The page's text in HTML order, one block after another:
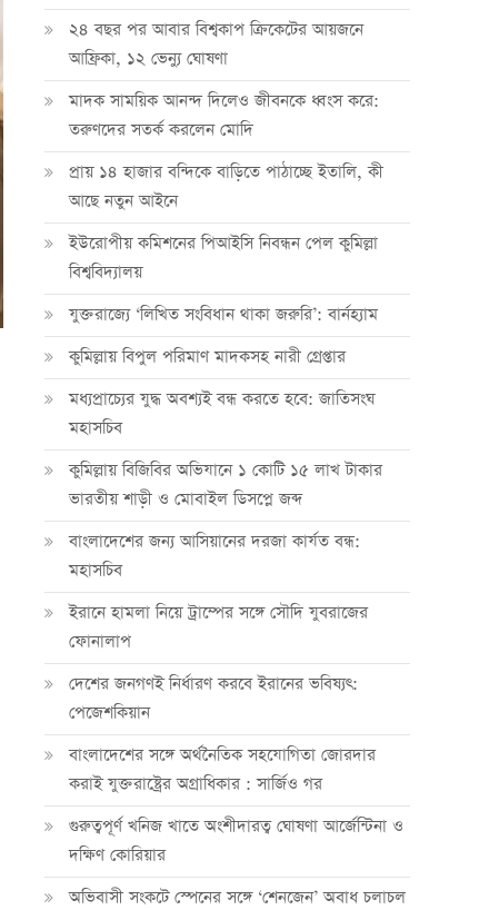
২৪ বছর পর আবার বিশ্বকাপ ক্রিকে‌টের আয়জনে
আফ্রিকা, ১২ ভেন্যু ঘোষণা
মাদক সাময়িক আনন্দ দিলেও জীবনকে ধ্বংস করে:
তরুণদের সতর্ক করলেন মোদি
প্রায় ১৪ হাজার বন্দিকে বাড়িতে পাঠাচ্ছে ইতালি, কী
আছে নতুন আইনে
ইউরোপীয় কমিশনের পিআইসি নিবন্ধন পেল কুমিল্লা
বিশ্ববিদ্যালয়
যুক্তরাজ্যে ‘লিখিত সংবিধান থাকা জরুরি’: বার্নহ্যাম
কুমিল্লায় বিপুল পরিমাণ মাদকসহ নারী গ্রেপ্তার
মধ্যপ্রাচ্যের যুদ্ধ অবশ্যই বন্ধ করতে হবে: জাতিসংঘ
মহাসচিব
কুমিল্লায় বিজিবির অভিযানে ১ কোটি ১৫ লাখ টাকার
ভারতীয় শাড়ী ও মোবাইল ডিসপ্লে জব্দ
বাংলাদেশের জন্য আসিয়ানের দরজা কার্যত বন্ধ:
মহাসচিব
ইরানে হামলা নিয়ে ট্রাম্পের সঙ্গে সৌদি যুবরাজের
ফোনালাপ
দেশের জনগণই নির্ধারণ করবে ইরানের ভবিষ্যৎ:
পেজেশকিয়ান
বাংলাদেশের সঙ্গে অর্থনৈতিক সহযোগিতা জোরদার
করাই যুক্তরাষ্ট্রের অগ্রাধিকার : সার্জিও গর
গুরুত্বপূর্ণ খনিজ খাতে অংশীদারত্ব ঘোষণা আর্জেন্টিনা ও
দক্ষিণ কোরিয়ার
অভিবাসী সংকটে স্পেনের সঙ্গে ‘শেনজেন’ অবাধ চলাচল